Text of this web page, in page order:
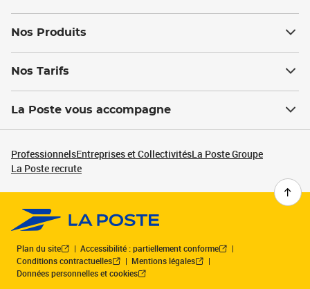
Nos Produits
Nos Tarifs
La Poste vous accompagne
ProfessionnelsEntreprises et CollectivitésLa Poste Groupe
La Poste recrute
Plan du site
Accessibilité : partiellement conforme
Conditions contractuelles
Mentions légales
Données personnelles et cookies